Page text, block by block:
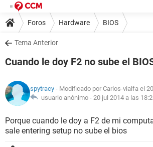
Foros Hardware BIOS
Tema Anterior
Cuando le doy F2 no sube el
spytracy - Modificado por Carlos-vialfa el
usuario anónimo - 20 jul 2014 a las
Porque cuando le doy a F2 de mi
sale entering setup no sube el bios